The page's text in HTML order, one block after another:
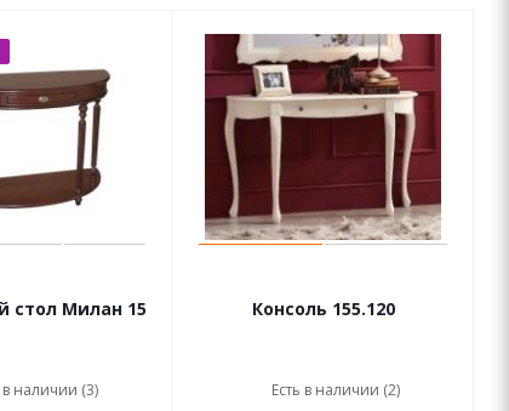
стол Милан 15
в наличии (3)
Консоль 155.120
Есть в наличии (2)